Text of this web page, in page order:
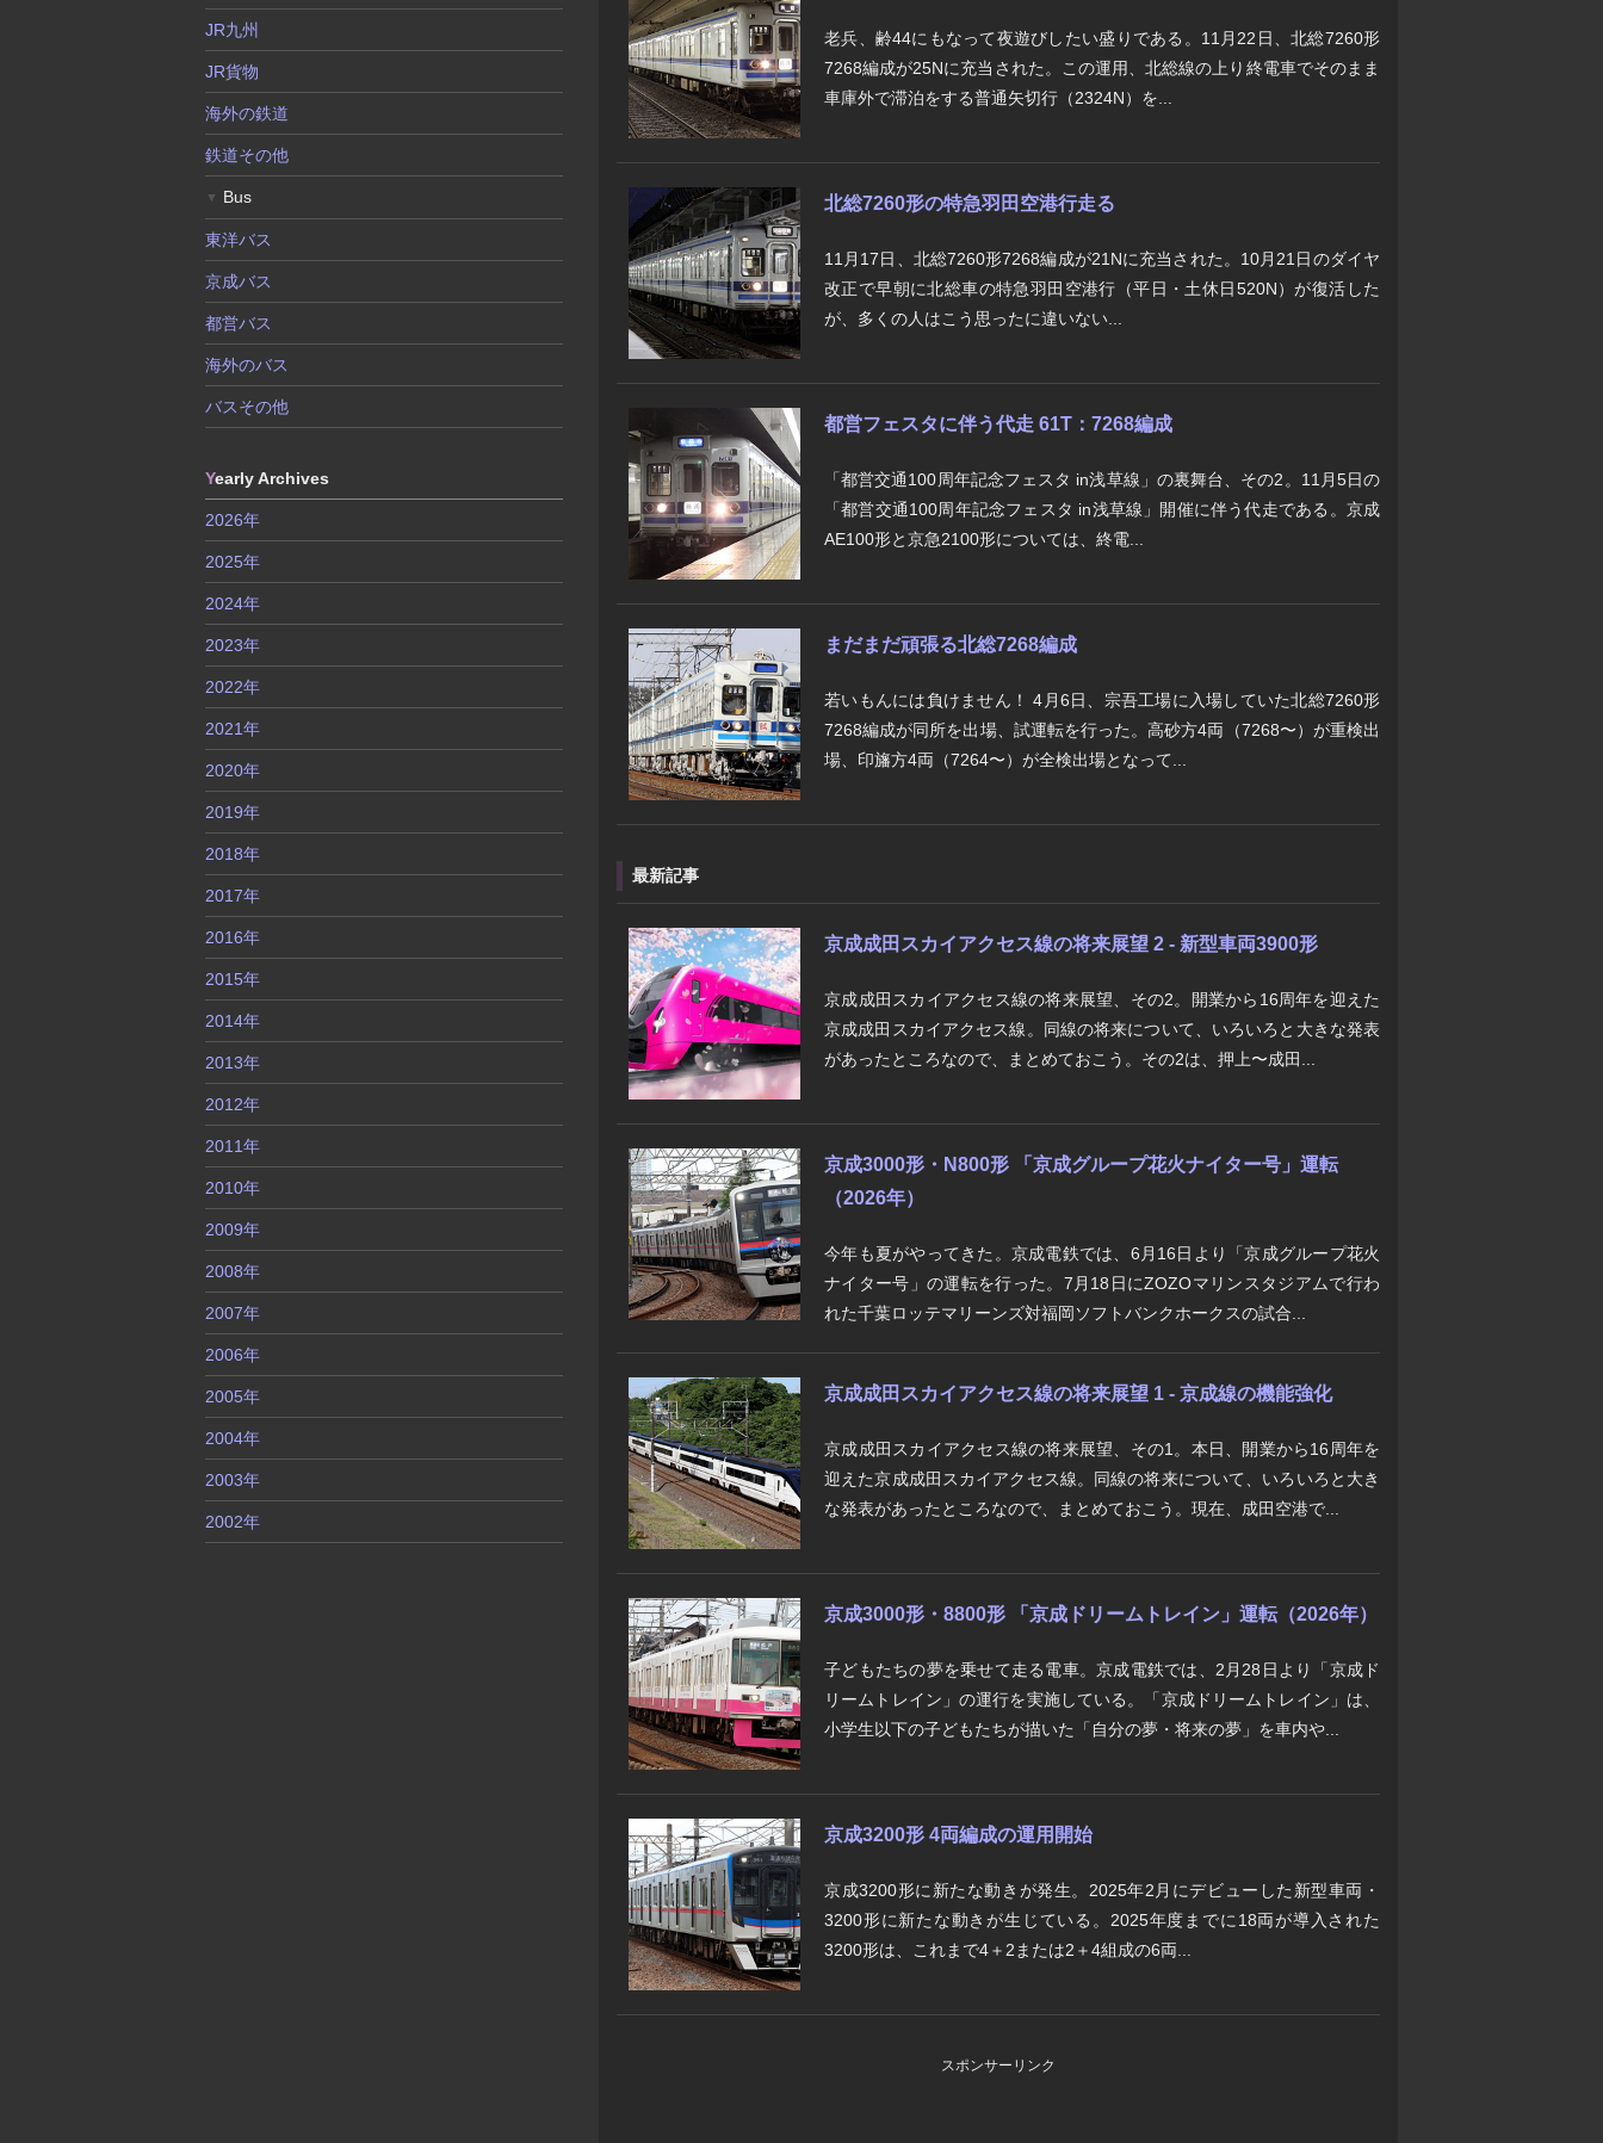
老兵、齢44にもなって夜遊びしたい盛りである。11月22日、北総7260形
7268編成が25Nに充当された。この運用、北総線の上り終電車でそのまま
車庫外で滞泊をする普通矢切行（2324N）を...
北総7260形の特急羽田空港行走る
11月17日、北総7260形7268編成が21Nに充当された。10月21日のダイヤ
改正で早朝に北総車の特急羽田空港行（平日・土休日520N）が復活した
が、多くの人はこう思ったに違いない...
都営フェスタに伴う代走 61T：7268編成
「都営交通100周年記念フェスタ in浅草線」の裏舞台、その2。11月5日の
「都営交通100周年記念フェスタ in浅草線」開催に伴う代走である。京成
AE100形と京急2100形については、終電...
まだまだ頑張る北総7268編成
若いもんには負けません！ 4月6日、宗吾工場に入場していた北総7260形
7268編成が同所を出場、試運転を行った。高砂方4両（7268〜）が重検出
場、印旛方4両（7264〜）が全検出場となって...
最新記事
京成成田スカイアクセス線の将来展望 2 - 新型車両3900形
京成成田スカイアクセス線の将来展望、その2。開業から16周年を迎えた
京成成田スカイアクセス線。同線の将来について、いろいろと大きな発表
があったところなので、まとめておこう。その2は、押上〜成田...
京成3000形・N800形 「京成グループ花火ナイター号」運転
（2026年）
今年も夏がやってきた。京成電鉄では、6月16日より「京成グループ花火
ナイター号」の運転を行った。7月18日にZOZOマリンスタジアムで行わ
れた千葉ロッテマリーンズ対福岡ソフトバンクホークスの試合...
京成成田スカイアクセス線の将来展望 1 - 京成線の機能強化
京成成田スカイアクセス線の将来展望、その1。本日、開業から16周年を
迎えた京成成田スカイアクセス線。同線の将来について、いろいろと大き
な発表があったところなので、まとめておこう。現在、成田空港で...
京成3000形・8800形 「京成ドリームトレイン」運転（2026年）
子どもたちの夢を乗せて走る電車。京成電鉄では、2月28日より「京成ド
リームトレイン」の運行を実施している。「京成ドリームトレイン」は、
小学生以下の子どもたちが描いた「自分の夢・将来の夢」を車内や...
京成3200形 4両編成の運用開始
京成3200形に新たな動きが発生。2025年2月にデビューした新型車両・
3200形に新たな動きが生じている。2025年度までに18両が導入された
3200形は、これまで4＋2または2＋4組成の6両...
スポンサーリンク
JR九州
JR貨物
海外の鉄道
鉄道その他
▼ Bus
東洋バス
京成バス
都営バス
海外のバス
バスその他
Yearly Archives
2026年
2025年
2024年
2023年
2022年
2021年
2020年
2019年
2018年
2017年
2016年
2015年
2014年
2013年
2012年
2011年
2010年
2009年
2008年
2007年
2006年
2005年
2004年
2003年
2002年